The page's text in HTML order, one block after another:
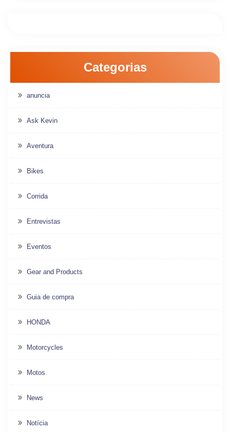
Categorias
anuncia
Ask Kevin
Aventura
Bikes
Corrida
Entrevistas
Eventos
Gear and Products
Guia de compra
HONDA
Motorcycles
Motos
News
Notícia